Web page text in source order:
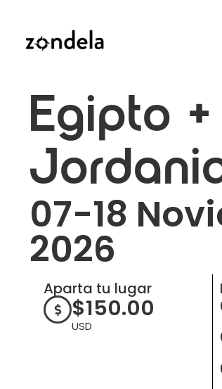
Egipto +
07-18
2026
Aparta tu lugar
$150.00
USD